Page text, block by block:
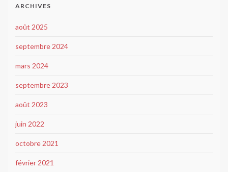
ARCHIVES
août 2025
septembre 2024
mars 2024
septembre 2023
août 2023
juin 2022
octobre 2021
février 2021